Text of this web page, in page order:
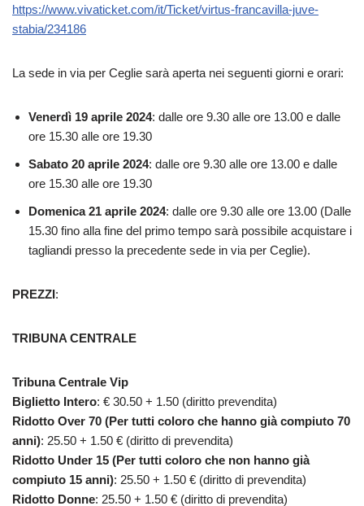
https://www.vivaticket.com/it/Ticket/virtus-francavilla-juve-
stabia/234186
La sede in via per Ceglie sarà aperta nei seguenti giorni e orari:
Venerdì 19 aprile 2024: dalle ore 9.30 alle ore 13.00 e dalle
ore 15.30 alle ore 19.30
Sabato 20 aprile 2024: dalle ore 9.30 alle ore 13.00 e dalle
ore 15.30 alle ore 19.30
Domenica 21 aprile 2024: dalle ore 9.30 alle ore 13.00 (Dalle
15.30 fino alla fine del primo tempo sarà possibile acquistare i
tagliandi presso la precedente sede in via per Ceglie).
PREZZI:
TRIBUNA CENTRALE
Tribuna Centrale Vip
Biglietto Intero: € 30.50 + 1.50 (diritto prevendita)
Ridotto Over 70 (Per tutti coloro che hanno già compiuto 70
anni): 25.50 + 1.50 € (diritto di prevendita)
Ridotto Under 15 (Per tutti coloro che non hanno già
compiuto 15 anni): 25.50 + 1.50 € (diritto di prevendita)
Ridotto Donne: 25.50 + 1.50 € (diritto di prevendita)